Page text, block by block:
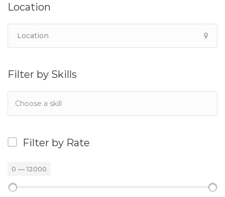
Location
Filter by Skills
Filter by Rate
0 —12000